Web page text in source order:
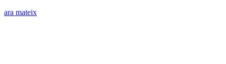
ara mateix